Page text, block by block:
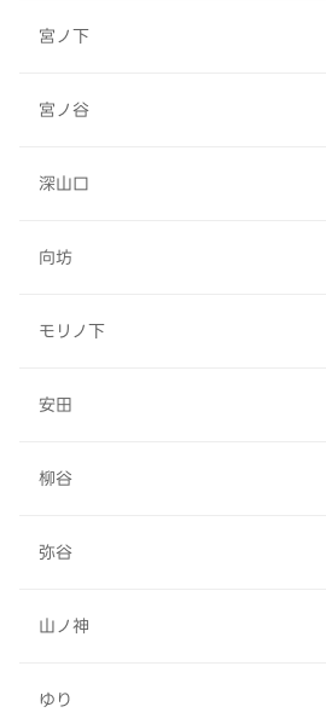
宮ノ下
宮ノ谷
深山口
向坊
モリノ下
安田
柳谷
弥谷
山ノ神
ゆり